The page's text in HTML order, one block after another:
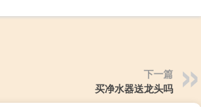
下一篇
买净水器送龙头吗